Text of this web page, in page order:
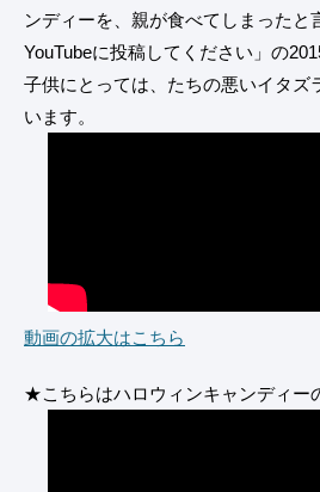
ンディーを、親が食べてしまったと
YouTubeに投稿してください」の
子供にとっては、たちの悪いイタズ
います。
動画の拡大はこちら
★こちらはハロウィンキャンディー